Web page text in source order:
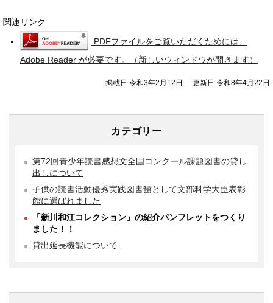
関連リンク
PDFファイルをご覧いただくためには、
Adobe Reader が必要です。（新しいウィンドウが開きます）
掲載日 令和3年2月12日 更新日 令和8年4月22日
カテゴリー
第72回青少年読書感想文全国コンクール課題図書の貸し
出しについて
子供の読書活動優秀実践図書館として文部科学大臣表彰
館に選ばれました
「新川和江コレクション」の紹介パンフレットをつくり
ました！！
貸出延長機能について